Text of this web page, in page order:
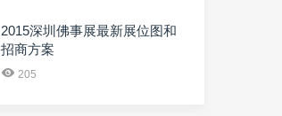
2015深圳佛事展最新展位图和
招商方案
205